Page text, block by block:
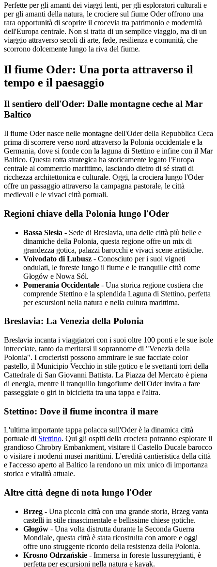
Perfette per gli amanti dei viaggi lenti, per gli esploratori culturali e
per gli amanti della natura, le crociere sul fiume Oder offrono una
rara opportunità di scoprire il crocevia tra patrimonio e modernità
dell'Europa centrale. Non si tratta di un semplice viaggio, ma di un
viaggio attraverso secoli di arte, fede, resilienza e comunità, che
scorrono dolcemente lungo la riva del fiume.
Il fiume Oder: Una porta attraverso il
tempo e il paesaggio
Il sentiero dell'Oder: Dalle montagne ceche al Mar
Baltico
Il fiume Oder nasce nelle montagne dell'Oder della Repubblica Ceca
prima di scorrere verso nord attraverso la Polonia occidentale e la
Germania, dove si fonde con la laguna di Stettino e infine con il Mar
Baltico. Questa rotta strategica ha storicamente legato l'Europa
centrale al commercio marittimo, lasciando dietro di sé strati di
ricchezza architettonica e culturale. Oggi, la crociera lungo l'Oder
offre un passaggio attraverso la campagna pastorale, le città
medievali e le vivaci città portuali.
Regioni chiave della Polonia lungo l'Oder
Bassa Slesia - Sede di Breslavia, una delle città più belle e
dinamiche della Polonia, questa regione offre un mix di
grandezza gotica, palazzi barocchi e vivaci scene artistiche.
Voivodato di Lubusz - Conosciuto per i suoi vigneti
ondulati, le foreste lungo il fiume e le tranquille città come
Głogów e Nowa Sól.
Pomerania Occidentale - Una storica regione costiera che
comprende Stettino e la splendida Laguna di Stettino, perfetta
per escursioni nella natura e nella cultura marittima.
Breslavia: La Venezia della Polonia
Breslavia incanta i viaggiatori con i suoi oltre 100 ponti e le sue isole
intrecciate, tanto da meritarsi il soprannome di "Venezia della
Polonia". I crocieristi possono ammirare le sue facciate color
pastello, il Municipio Vecchio in stile gotico e le svettanti torri della
Cattedrale di San Giovanni Battista. La Piazza del Mercato è piena
di energia, mentre il tranquillo lungofiume dell'Oder invita a fare
passeggiate o giri in bicicletta tra una tappa e l'altra.
Stettino: Dove il fiume incontra il mare
L'ultima importante tappa polacca sull'Oder è la dinamica città
portuale di Stettino. Qui gli ospiti della crociera potranno esplorare il
grandioso Chrobry Embankment, visitare il Castello Ducale barocco
o visitare i moderni musei marittimi. L'eredità cantieristica della città
e l'accesso aperto al Baltico la rendono un mix unico di importanza
storica e vitalità attuale.
Altre città degne di nota lungo l'Oder
Brzeg - Una piccola città con una grande storia, Brzeg vanta
castelli in stile rinascimentale e bellissime chiese gotiche.
Głogów - Una volta distrutta durante la Seconda Guerra
Mondiale, questa città è stata ricostruita con amore e oggi
offre uno struggente ricordo della resistenza della Polonia.
Krosno Odrzańskie - Immersa in foreste lussureggianti, è
perfetta per escursioni nella natura e kayak.